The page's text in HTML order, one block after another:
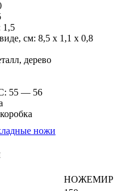
1,5
см: 8,5 х 1,1 х 0,8
дерево
55 — 56
ножи
НОЖЕМИР